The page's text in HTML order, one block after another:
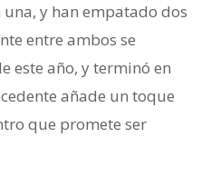
y han empatado dos
entre ambos se
este año, y terminó en
añade un toque
que promete ser